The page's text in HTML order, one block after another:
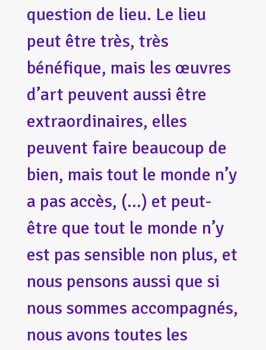
question de lieu. Le lieu
peut être très, très
bénéfique, mais les œuvres
d’art peuvent aussi être
extraordinaires, elles
peuvent faire beaucoup de
bien, mais tout le monde n’y
a pas accès, (…) et peut-
être que tout le monde n’y
est pas sensible non plus, et
nous pensons aussi que si
nous sommes accompagnés,
nous avons toutes les